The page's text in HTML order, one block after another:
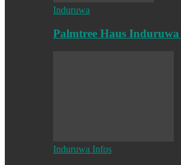
Induruwa
Palmtree Haus
Induruwa Infos